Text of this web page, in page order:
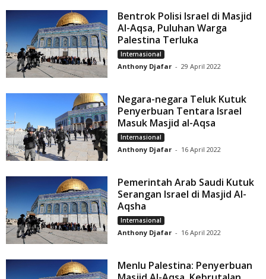
Bentrok Polisi Israel di Masjid
Al-Aqsa, Puluhan Warga
Palestina Terluka
Internasional
Anthony Djafar - 29 April 2022
Negara-negara Teluk Kutuk
Penyerbuan Tentara Israel
Masuk Masjid al-Aqsa
Internasional
Anthony Djafar - 16 April 2022
Pemerintah Arab Saudi Kutuk
Serangan Israel di Masjid Al-
Aqsha
Internasional
Anthony Djafar - 16 April 2022
Menlu Palestina: Penyerbuan